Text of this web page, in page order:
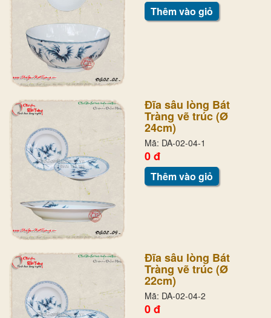
Thêm vào giỏ
Đĩa sâu lòng Bát
Tràng vẽ trúc (Ø
24cm)
Mã: DA-02-04-1
0 đ
Thêm vào giỏ
Đĩa sâu lòng Bát
Tràng vẽ trúc (Ø
22cm)
Mã: DA-02-04-2
0 đ